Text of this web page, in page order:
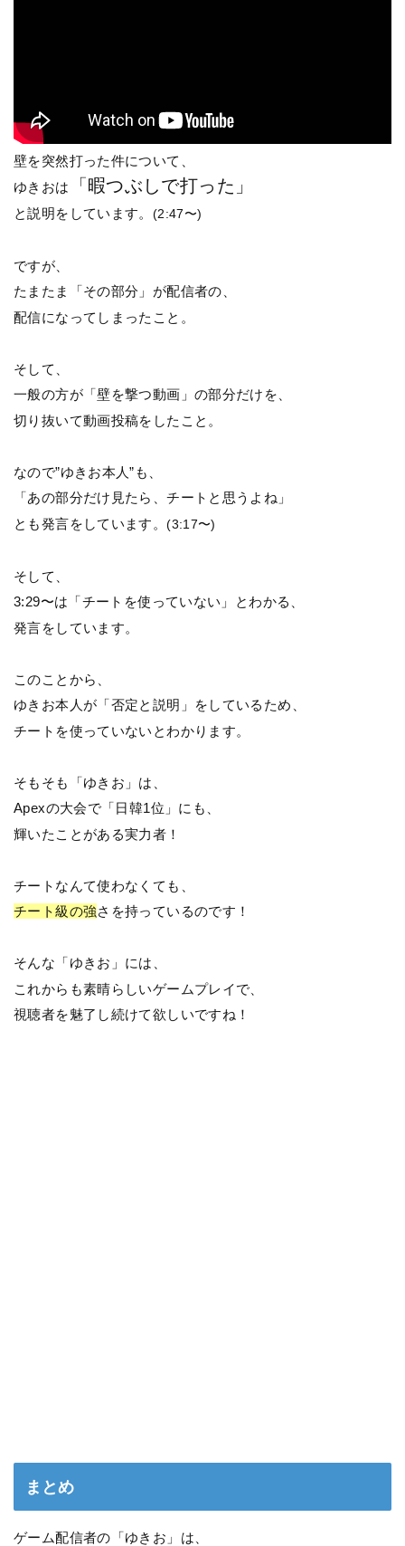
壁を突然打った件について、
ゆきおは
「暇つぶしで打った」
と説明をしています。 (2:47〜)
ですが、
たまたま「その部分」が配信者の、
配信になってしまったこと。
そして、
一般の方が「壁を撃つ動画」の部分だけを、
切り抜いて動画投稿をしたこと。
なので”ゆきお本人”も、
「あの部分だけ見たら、チートと思うよね」
とも発言をしています。(3:17〜)
そして、
3:29〜は「チートを使っていない」とわかる、
発言をしています。
このことから、
ゆきお本人が「否定と説明」をしているため、
チートを使っていないとわかります。
そもそも「ゆきお」は、
Apexの大会で「日韓1位」にも、
輝いたことがある実力者！
チートなんて使わなくても、
チート級の強さを持っているのです！
そんな「ゆきお」には、
これからも素晴らしいゲームプレイで、
視聴者を魅了し続けて欲しいですね！
まとめ
ゲーム配信者の「ゆきお」は、